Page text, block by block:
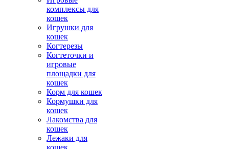
комплексы для
кошек
Игрушки для
кошек
Когтерезы
Когтеточки и
игровые
площадки для
кошек
Корм для кошек
Кормушки для
кошек
Лакомства для
кошек
Лежаки для
кошек